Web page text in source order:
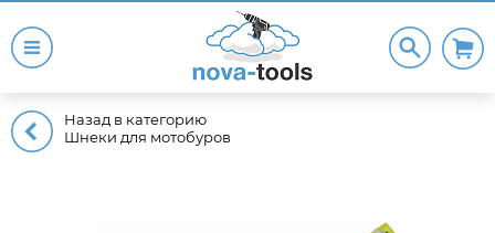
Назад в категорию
Шнеки для мотобуров